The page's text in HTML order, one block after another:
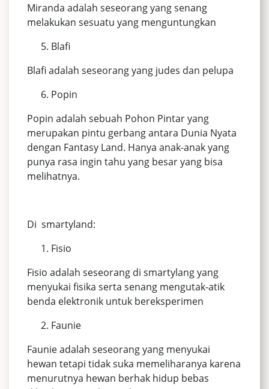
Miranda adalah seseorang yang senang
melakukan sesuatu yang menguntungkan
Blafi
Blafi adalah seseorang yang judes dan pelupa
Popin
Popin adalah sebuah Pohon Pintar yang
merupakan pintu gerbang antara Dunia Nyata
dengan Fantasy Land. Hanya anak-anak yang
punya rasa ingin tahu yang besar yang bisa
melihatnya.
Di smartyland:
Fisio
Fisio adalah seseorang di smartylang yang
menyukai fisika serta senang mengutak-atik
benda elektronik untuk bereksperimen
Faunie
Faunie adalah seseorang yang menyukai
hewan tetapi tidak suka memeliharanya karena
menurutnya hewan berhak hidup bebas